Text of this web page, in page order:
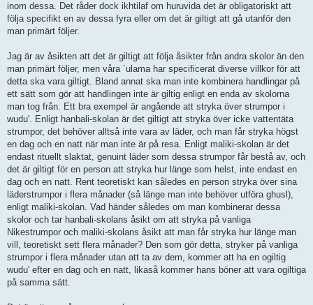
inom dessa. Det råder dock ikhtilaf om huruvida det är obligatoriskt att
följa specifikt en av dessa fyra eller om det är giltigt att gå utanför den
man primärt följer.
Jag är av åsikten att det är giltigt att följa åsikter från andra skolor än den
man primärt följer, men våra ´ulama har specificerat diverse villkor för att
detta ska vara giltigt. Bland annat ska man inte kombinera handlingar på
ett sätt som gör att handlingen inte är giltig enligt en enda av skolorna
man tog från. Ett bra exempel är angående att stryka över strumpor i
wudu'. Enligt hanbali-skolan är det giltigt att stryka över icke vattentäta
strumpor, det behöver alltså inte vara av läder, och man får stryka högst
en dag och en natt när man inte är på resa. Enligt maliki-skolan är det
endast rituellt slaktat, genuint läder som dessa strumpor får bestå av, och
det är giltigt för en person att stryka hur länge som helst, inte endast en
dag och en natt. Rent teoretiskt kan således en person stryka över sina
läderstrumpor i flera månader (så länge man inte behöver utföra ghusl),
enligt maliki-skolan. Vad händer således om man kombinerar dessa
skolor och tar hanbali-skolans åsikt om att stryka på vanliga
Nikestrumpor och maliki-skolans åsikt att man får stryka hur länge man
vill, teoretiskt sett flera månader? Den som gör detta, stryker på vanliga
strumpor i flera månader utan att ta av dem, kommer att ha en ogiltig
wudu' efter en dag och en natt, likaså kommer hans böner att vara ogiltiga
på samma sätt.